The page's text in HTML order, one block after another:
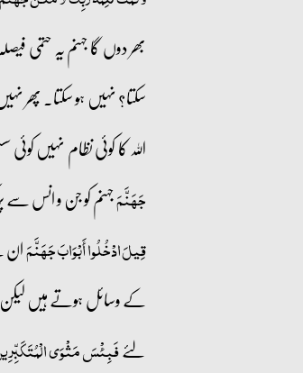
بھر دوں گا جہنم یہ حتمی
سکتا؟ نہیں ہو سکتا۔ پھر
اللہ کا کوئی نظام نہیں
جَہَنَّمَجہنم کو جن و انس
قِيلَ ادْخُلُوا أَبْوَابَ جَهَنَّمَان
کے وسائل ہوتے ہیں لیکن
لئےفَبِئْسَ مَثْوَى